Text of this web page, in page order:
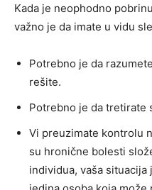
Kada je neophodno
važno je da imate u vidu
Potrebno je da
rešite.
Potrebno je da tretirate
Vi preuzimate kontrolu
su hronične bolesti
individua, vaša situacija